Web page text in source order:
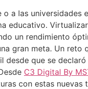
o a las universidades
educativo.
un rendimiento
gran meta. Un reto
desde que se declaró
C3 Digital By
con estas nuevas